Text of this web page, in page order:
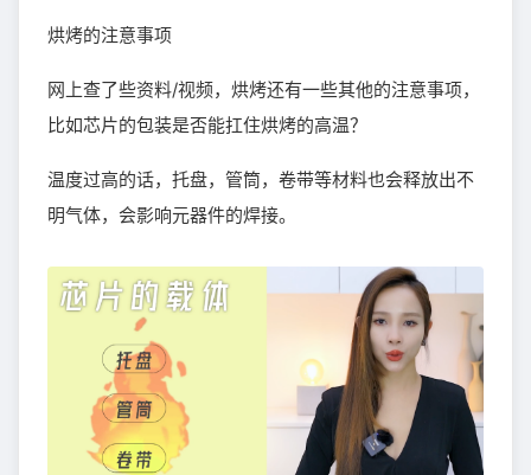
烘烤的注意事项
网上查了些资料/视频，烘烤还有一些其他的注意事项，
比如芯片的包装是否能扛住烘烤的高温？
温度过高的话，托盘，管筒，卷带等材料也会释放出不
明气体，会影响元器件的焊接。